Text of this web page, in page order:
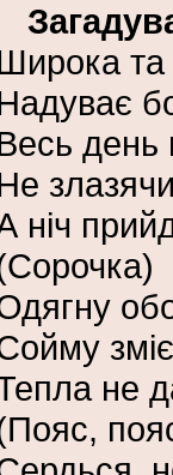
та
день
ніч
не